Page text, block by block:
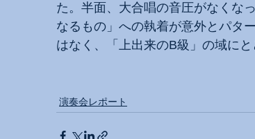
た。半面、大合唱の音圧がなくな
なるもの」への執着が意外とパタ
はなく、「上出来のB級」の域に
演奏会レポート